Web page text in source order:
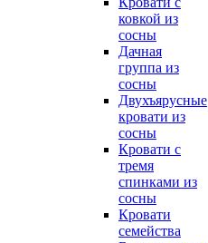
ковкой из
сосны
Дачная
группа из
сосны
Двухъярусные
кровати из
сосны
Кровати с
тремя
спинками из
сосны
Кровати
семейства